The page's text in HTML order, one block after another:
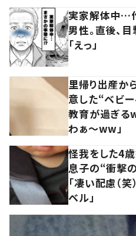
実家解体中…
男性。直後、
「えっ」
里帰り出産か
意した“ベビ
教育が過ぎる
わぁ～ww」
怪我をした4
息子の“衝撃
「凄い配慮（
ベル」